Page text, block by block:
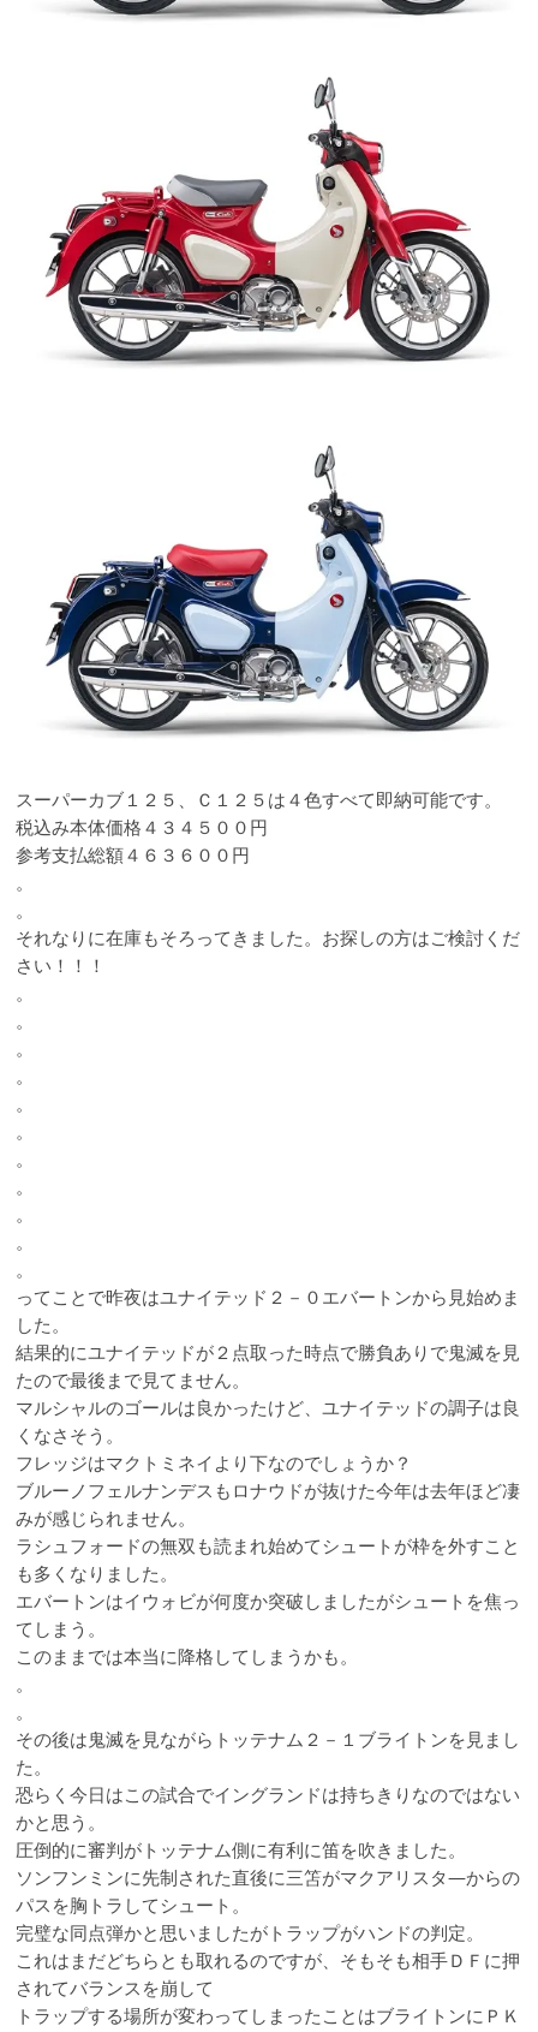
スーパーカブ１２５、Ｃ１２５は４色すべて即納可能です。
税込み本体価格４３４５００円
参考支払総額４６３６００円
。
。
それなりに在庫もそろってきました。お探しの方はご検討くだ
さい！！！
。
。
。
。
。
。
。
。
。
。
。
ってことで昨夜はユナイテッド２－０エバートンから見始めま
した。
結果的にユナイテッドが２点取った時点で勝負ありで鬼滅を見
たので最後まで見てません。
マルシャルのゴールは良かったけど、ユナイテッドの調子は良
くなさそう。
フレッジはマクトミネイより下なのでしょうか？
ブルーノフェルナンデスもロナウドが抜けた今年は去年ほど凄
みが感じられません。
ラシュフォードの無双も読まれ始めてシュートが枠を外すこと
も多くなりました。
エバートンはイウォビが何度か突破しましたがシュートを焦っ
てしまう。
このままでは本当に降格してしまうかも。
。
。
その後は鬼滅を見ながらトッテナム２－１ブライトンを見まし
た。
恐らく今日はこの試合でイングランドは持ちきりなのではない
かと思う。
圧倒的に審判がトッテナム側に有利に笛を吹きました。
ソンフンミンに先制された直後に三笘がマクアリスタ―からの
パスを胸トラしてシュート。
完璧な同点弾かと思いましたがトラップがハンドの判定。
これはまだどちらとも取れるのですが、そもそも相手ＤＦに押
されてバランスを崩して
トラップする場所が変わってしまったことはブライトンにＰＫ